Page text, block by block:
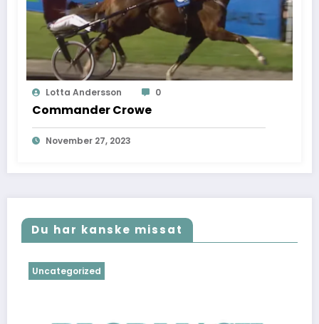
Lotta Andersson 0
Commander Crowe
November 27, 2023
Du har kanske missat
Uncategorized